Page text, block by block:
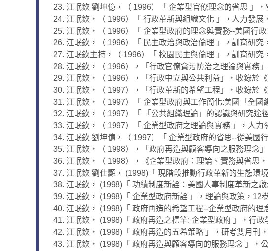
江岷欽 劉坤億，（ 1996）「 企業型官僚理念的省思 」
江岷欽，（ 1996）「 行政革新與組織文化 」，人力發展
江岷欽，（ 1996）「 企業型政府的理念與實務--美國行
江岷欽，（ 1996）「 民主政治與政治倫理 」，訓育研究
江岷欽主持，（ 1996）「 校園民主與倫理 」，訓育研究
江岷欽，（ 1996），「行政官僚貪污防治之理論與實務
江岷欽，（ 1996），「行政中立與公共利益」，收錄於
江岷欽，（ 1997），「行政革新的希望工程」，收錄於
江岷欽，（ 1997）「 企業型政府與工作簡化:美國「全
江岷欽，（ 1997）「 「公共組織理論」的認識與研究途
江岷欽，（ 1997）「 企業型政府之理論與實務 」，人力
江岷欽 劉坤億，（ 1997）「 企業型政府的省思--從美國
江岷欽，（ 1998），「政府再造與顧客導向之服務理念
江岷欽，（ 1998），《企業型政府：理論、實務與省思
江岷欽 劉仕顯， (1998)「 現階段推動行政革新的生態環
江岷欽， (1998)「 功績制度新詮：美國人事制度革新之
江岷欽， (1998)「 企業型政府新詮 」，理論與政策，12
江岷欽， (1998)「 政府再造的希望工程--企業型政府的
江岷欽， (1998)「 政府再造之標竿: 企業型政府 」，行政
江岷欽， (1998)「 政府再造的五希策略 」，研考雙月刊
江岷欽， (1998)「 政府再造與顧客導向的服務理念 」，